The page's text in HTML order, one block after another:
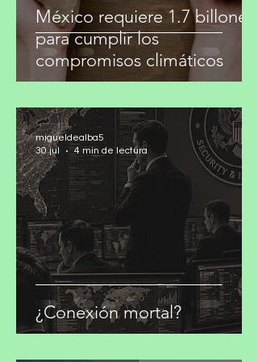
México requiere 1.7 billones
para cumplir los
compromisos climáticos
¿Conexión mortal?
migueldealba5
30 jul
4 min de lectura